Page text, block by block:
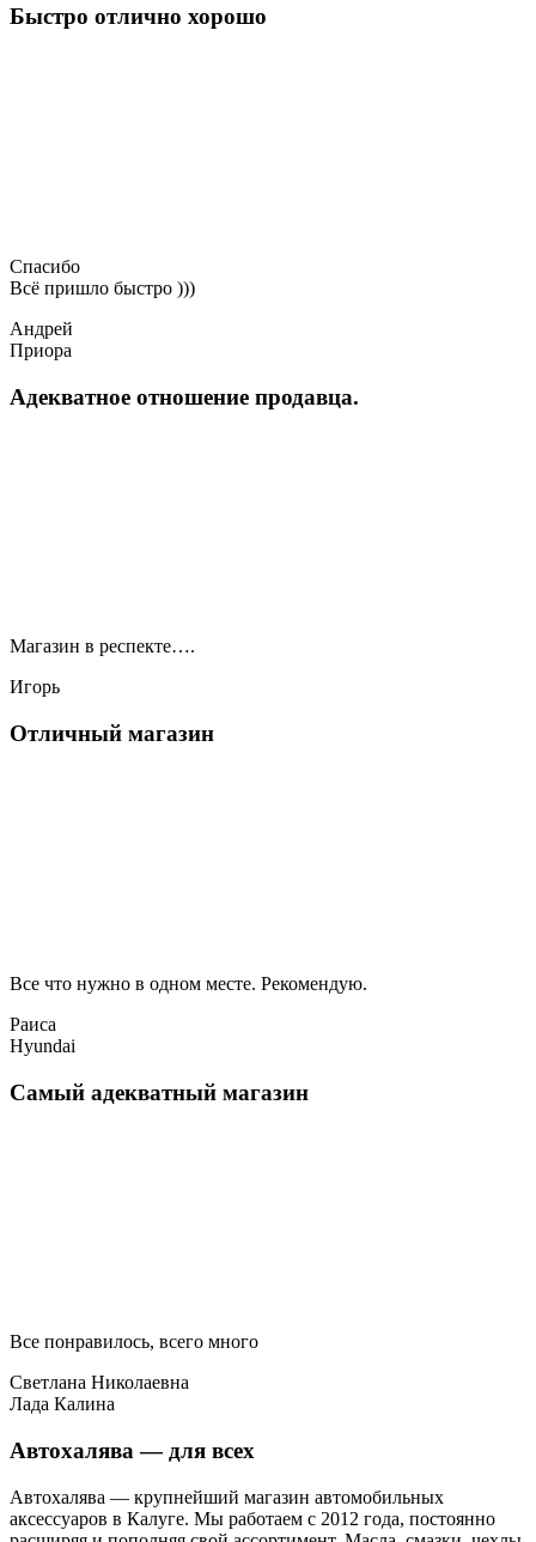
Быстро отлично хорошо
Спасибо
Всё пришло быстро )))
Андрей
Приора
Адекватное отношение продавца.
Магазин в респекте….
Игорь
Отличный магазин
Все что нужно в одном месте. Рекомендую.
Раиса
Hyundai
Самый адекватный магазин
Все понравилось, всего много
Светлана Николаевна
Лада Калина
Автохалява — для всех
Автохалява — крупнейший магазин автомобильных
аксессуаров в Калуге. Мы работаем с 2012 года, постоянно